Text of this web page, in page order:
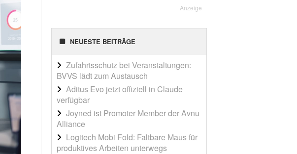
Anzeige
NEUESTE BEITRÄGE
Zufahrtsschutz bei Veranstaltungen:
BVVS lädt zum Austausch
Aditus Evo jetzt offiziell in Claude
verfügbar
Joyned ist Promoter Member der Avnu
Alliance
Logitech Mobi Fold: Faltbare Maus für
produktives Arbeiten unterwegs